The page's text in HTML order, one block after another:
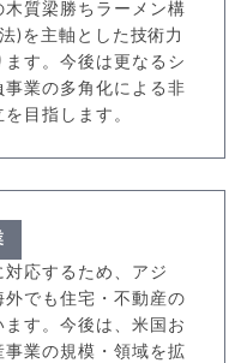
質梁勝ちラーメン構
)を主軸とした技術力
す。今後は更なるシ
業の多角化による非
目指します。
応するため、アジ
でも住宅・不動産の
す。今後は、米国お
業の規模・領域を拡